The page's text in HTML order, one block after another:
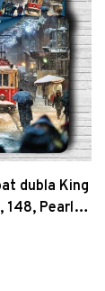
dubla King
148, Pearl
Satinat